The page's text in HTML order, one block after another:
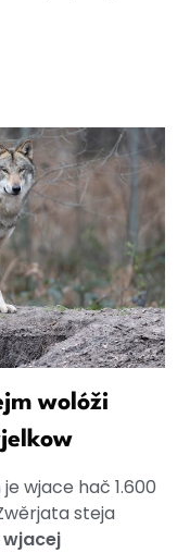
wolóži
wjace hač 1.600
steja
wjacej